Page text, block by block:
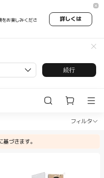
をお楽しみくださ
詳しくは
続行
アクセサ
フィルタ
づきます。
セサリー in